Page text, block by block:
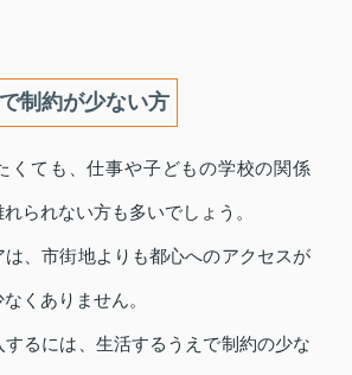
制約が少ない方
くても、仕事や子どもの学校の関係
られない方も多いでしょう。
、市街地よりも都心へのアクセスが
くありません。
るには、生活するうえで制約の少な